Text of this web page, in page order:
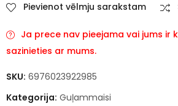
Pievienot vēlmju sarakstam
Ja prece nav pieejama vai jums ir
sazinieties ar mums.
SKU: 6976023922985
Kategorija: Guļammaisi